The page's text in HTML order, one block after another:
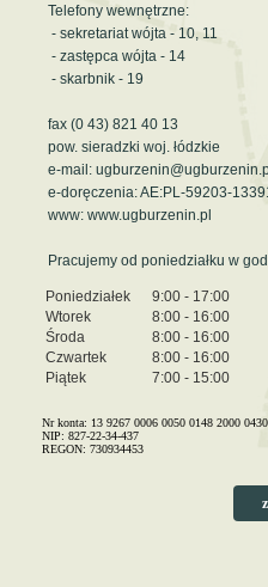
Telefony wewnętrzne:
- sekretariat wójta - 10, 11
- zastępca wójta - 14
- skarbnik - 19
fax (0 43) 821 40 13
pow. sieradzki woj. łódzkie
e-mail:
e-doręczenia: AE:PL-59203-
www: www.ugburzenin.pl
Pracujemy od poniedziałku w
Poniedziałek
9:00 - 17:00
Wtorek
8:00 - 16:00
Środa
8:00 - 16:00
Czwartek
8:00 - 16:00
Piątek
7:00 - 15:00
Nr konta: 13 9267 0006 0050 0148 2000 0430
NIP: 827-22-34-437
REGON: 730934453